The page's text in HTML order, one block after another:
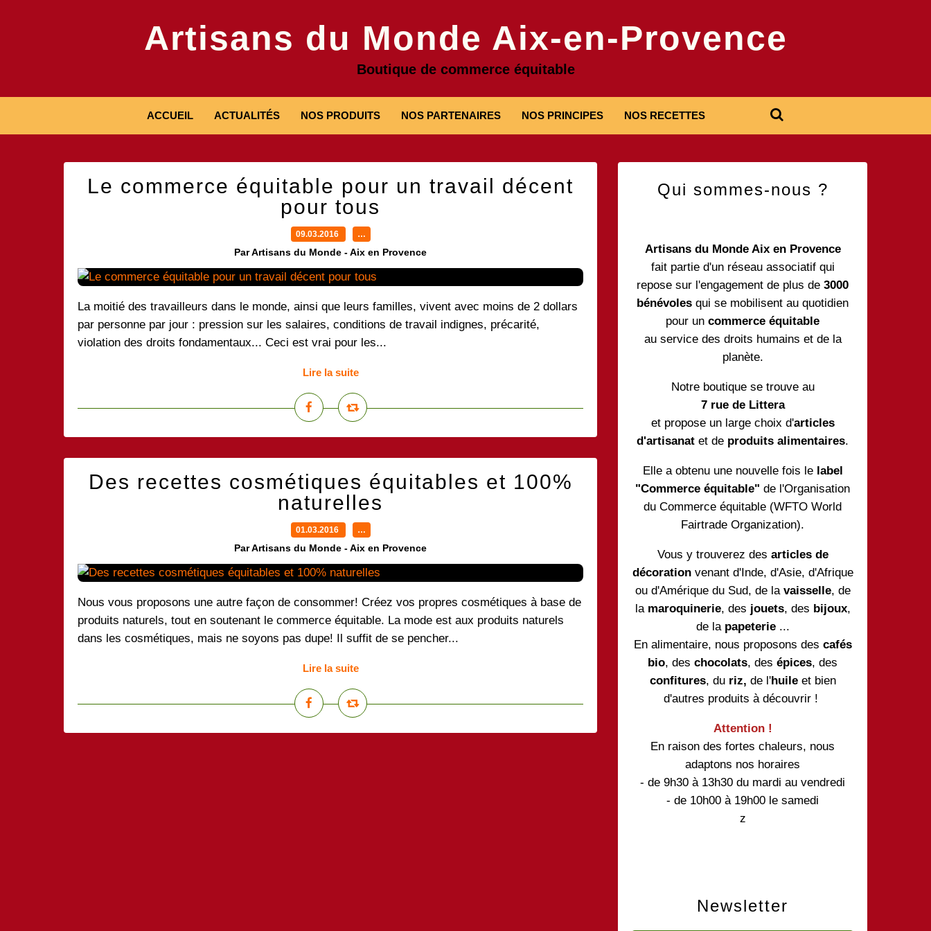
Artisans du Monde Aix-en-Provence
Boutique de commerce équitable
ACCUEIL ACTUALITÉS NOS PRODUITS NOS PARTENAIRES NOS PRINCIPES NOS RECETTES
Le commerce équitable pour un travail décent
pour tous
09.03.2016 …
Par Artisans du Monde - Aix en Provence
La moitié des travailleurs dans le monde, ainsi que leurs familles, vivent avec moins de 2 dollars
par personne par jour : pression sur les salaires, conditions de travail indignes, précarité,
violation des droits fondamentaux... Ceci est vrai pour les...
Lire la suite
Des recettes cosmétiques équitables et 100%
naturelles
01.03.2016 …
Par Artisans du Monde - Aix en Provence
Nous vous proposons une autre façon de consommer! Créez vos propres cosmétiques à base de
produits naturels, tout en soutenant le commerce équitable. La mode est aux produits naturels
dans les cosmétiques, mais ne soyons pas dupe! Il suffit de se pencher...
Lire la suite
Newsletter
Qui sommes-nous ?
Artisans du Monde Aix en Provence
fait partie d'un réseau associatif qui
repose sur l'engagement de plus de 3000
bénévoles qui se mobilisent au quotidien
pour un commerce équitable
au service des droits humains et de la
planète.
Notre boutique se trouve au
7 rue de Littera
et propose un large choix d'articles
d'artisanat et de produits alimentaires.
Elle a obtenu une nouvelle fois lelabel
"Commerce équitable" de l'Organisation
du Commerce équitable (WFTO World
Fairtrade Organization).
Vous y trouverez des articles de
décorationvenant d'Inde, d'Asie, d'Afrique
ou d'Amérique du Sud, de la vaisselle, de
la maroquinerie, des jouets, des bijoux,
de la papeterie...
En alimentaire, nous proposons des cafés
bio, des chocolats, des épices, des
confitures, duriz, de l'huileet bien
d'autres produits à découvrir !
Attention !
En raison des fortes chaleurs, nous
adaptons nos horaires
- de 9h30 à 13h30 du mardi au vendredi
- de 10h00 à 19h00 le samedi
z